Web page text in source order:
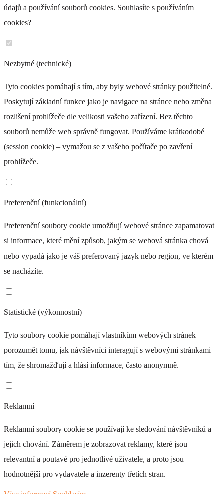
údajů a používání souborů cookies. Souhlasíte s používáním
cookies?
Nezbytné (technické)
Tyto cookies pomáhají s tím, aby byly webové stránky použitelné.
Poskytují základní funkce jako je navigace na stránce nebo změna
rozlišení prohlížeče dle velikosti vašeho zařízení. Bez těchto
souborů nemůže web správně fungovat. Používáme krátkodobé
(session cookie) – vymažou se z vašeho počítače po zavření
prohlížeče.
Preferenční (funkcionální)
Preferenční soubory cookie umožňují webové stránce zapamatovat
si informace, které mění způsob, jakým se webová stránka chová
nebo vypadá jako je váš preferovaný jazyk nebo region, ve kterém
se nacházíte.
Statistické (výkonnostní)
Tyto soubory cookie pomáhají vlastníkům webových stránek
porozumět tomu, jak návštěvníci interagují s webovými stránkami
tím, že shromažďují a hlásí informace, často anonymně.
Reklamní
Reklamní soubory cookie se používají ke sledování návštěvníků a
jejich chování. Záměrem je zobrazovat reklamy, které jsou
relevantní a poutavé pro jednotlivé uživatele, a proto jsou
hodnotnější pro vydavatele a inzerenty třetích stran.